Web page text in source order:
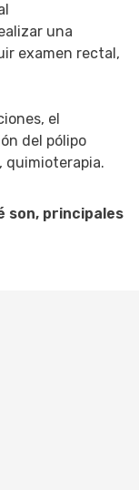
una
examen rectal,
el
del pólipo
quimioterapia.
son, principales